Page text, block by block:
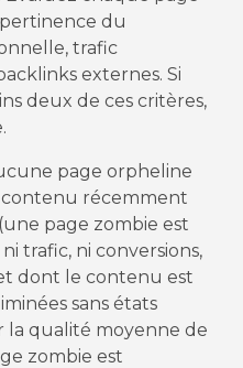
du
trafic
externes. Si
deux de ces critères,
page orpheline
récemment
page zombie est
trafic, ni conversions,
dont le contenu est
sans états
la qualité moyenne de
zombie est